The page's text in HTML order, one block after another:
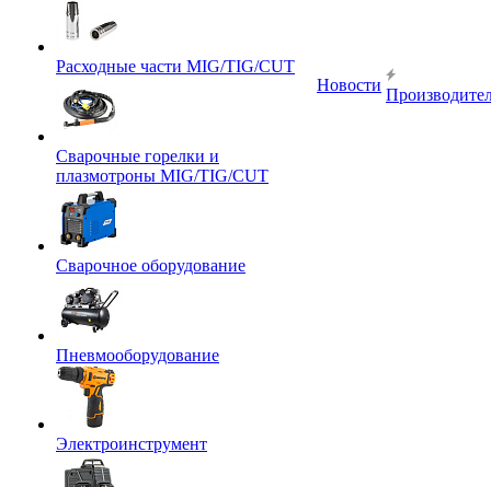
Расходные части MIG/TIG/CUT
Сварочные горелки и
плазмотроны MIG/TIG/CUT
Сварочное оборудование
Пневмооборудование
Электроинструмент
Новости